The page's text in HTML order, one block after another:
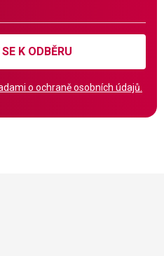
K ODBĚRU
o ochraně osobních údajů.